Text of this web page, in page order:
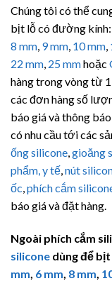
Chúng tôi có thể
bịt lỗ có đường kính:
8 mm 9 mm 10 mm
22 mm 25 mmhoặc
hàng trong vòng từ
các đơn hàng số
báo giá và thông
có nhu cầu tới các
ống silicone gioăng
phẩm, y tế nút
ốc phích cắm
báo giá và đặt hàng.
Ngoài phích cắm
silicone dùng để
mm 6 mm 8 mm